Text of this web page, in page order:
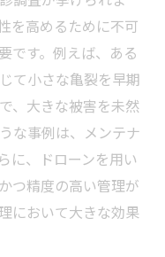
を高めるために不可
です。例えば、ある
て小さな亀裂を早期
、大きな被害を未然
な事例は、メンテナ
に、ドローンを用い
つ精度の高い管理が
において大きな効果